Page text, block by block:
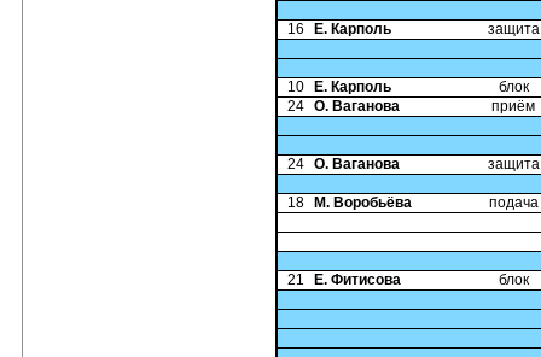
16 Е. Карполь защита
10 Е. Карполь
блок
24 О. Ваганова приём
24 О. Ваганова защита
18 М. Воробьёва подача
21 Е. Фитисова блок